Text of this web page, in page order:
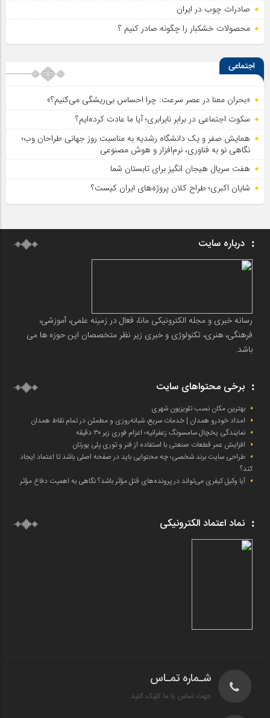
صادرات چوب در ایران
محصولات خشکبار را چگونه صادر کنیم ؟
اجتماعی
«بحران معنا در عصر سرعت: چرا احساس بی‌ریشگی می‌کنیم؟»
سکوت اجتماعی در برابر نابرابری؛ آیا ما عادت کرده‌ایم؟
همایش صفر و یک دانشگاه رشدیه به مناسبت روز جهانی طراحان وب؛
نگاهی نو به فناوری، نرم‌افزار و هوش مصنوعی
هفت سریال هیجان انگیز برای تابستان شما
شایان اکبری؛ طراح کلان پروژه‌های ایران کیست؟
درباره سایت
رسانه خبری و مجله الکترونیکی مانا، فعال در زمینه علمی، آموزشی،
فرهنگی، هنری، تکنولوژی و خبری زیر نظر متخصصان این حوزه ها می
باشد.
برخی محتواهای سایت
بهترین مکان نصب تلویزیون شهری
امداد خودرو همدان | خدمات سریع، شبانه‌روزی و مطمئن در تمام نقاط همدان
نمایندگی یخچال سامسونگ زعفرانیه؛ اعزام فوری زیر ۳۰ دقیقه
افزایش عمر قطعات صنعتی با استفاده از فنر و توری پلی یورتان
طراحی سایت برند شخصی؛ چه محتوایی باید در صفحه اصلی باشد تا اعتماد ایجاد
کند؟
آیا وکیل کیفری می‌تواند در پرونده‌های قتل مؤثر باشد؟ نگاهی به اهمیت دفاع مؤثر
نماد اعتماد الکترونیکی
شـماره تمـاس
جهت تماس با ما کلیک کنید